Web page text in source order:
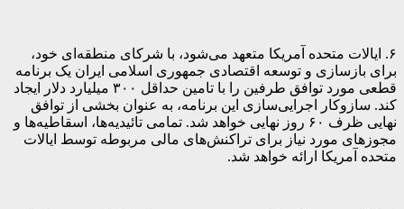
۶. ایالات متحده آمریکا متعهد می‌شود، با شرکای منطقه‌ای خود،
برای بازسازی و توسعه اقتصادی جمهوری اسلامی ایران یک برنامه
قطعی مورد توافق طرفین را با تامین حداقل ۳۰۰ میلیارد دلار ایجاد
کند. سازوکار اجرایی‌سازی این برنامه، به عنوان بخشی از توافق
نهایی ظرف ۶۰ روز نهایی خواهد شد. تمامی تائیدیه‌ها، اسقاطیه‌ها و
مجوزهای مورد نیاز برای تراکنش‌های مالی مربوطه توسط ایالات
متحده آمریکا ارائه خواهد شد.